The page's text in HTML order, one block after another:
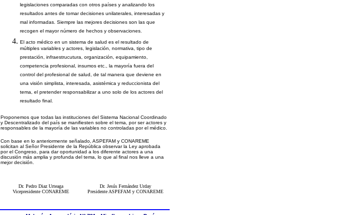
legislaciones comparadas con otros países y analizando los
resultados antes de tomar decisiones unilaterales, interesadas y
mal informadas. Siempre las mejores decisiones son las que
recogen el mayor número de hechos y observaciones.
El acto médico en un sistema de salud es el resultado de
múltiples variables y actores, legislación, normativa, tipo de
prestación, infraestrucutura, organización, equipamiento,
competencia profesional, insumos etc., la mayoría fuera del
control del profesional de salud, de tal manera que deviene en
una visión simplista, interesada, asistémica y reduccionista del
tema, el pretender responsabilizar a uno solo de los actores del
resultado final.
Proponemos que todas las instituciones del Sistema Nacional Coordinado
y Descentralizado del país se manifiesten sobre el tema, por ser actores y
responsables de la mayoría de las variables no controladas por el médico.
Con base en lo anteriormente señalado, ASPEFAM y CONAREME
solicitan al Señor Presidente de la República observar la Ley aprobada
por el Congreso, para dar oportunidad a los diferente actores a una
discusión más amplia y profunda del tema, lo que al final nos lleve a una
mejor decisión.
Dr. Pedro Diaz Urteaga
Vicepresidente CONAREME
Dr. Jesús Fernández Urday
Presidente ASPEFAM y CONAREME